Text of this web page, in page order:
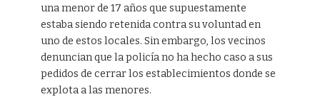
una menor de 17 años que supuestamente
estaba siendo retenida contra su voluntad en
uno de estos locales. Sin embargo, los vecinos
denuncian que la policía no ha hecho caso a sus
pedidos de cerrar los establecimientos donde se
explota a las menores.